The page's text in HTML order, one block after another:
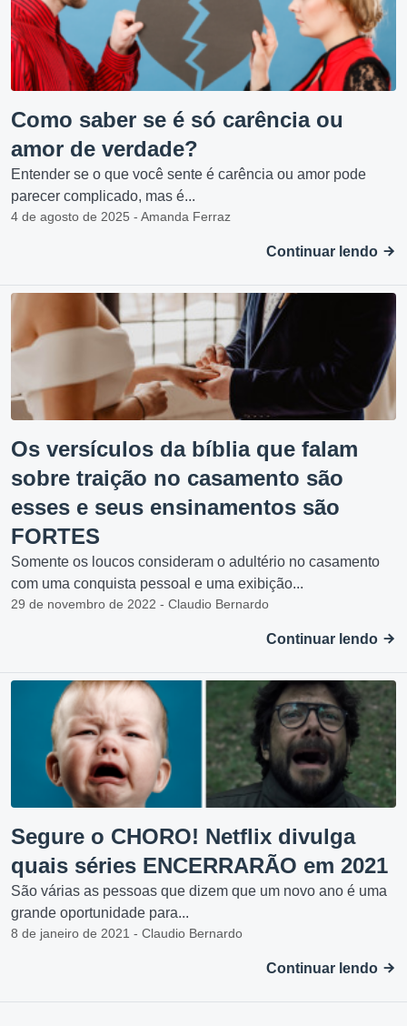
Como saber se é só carência ou
amor de verdade?
Entender se o que você sente é carência ou amor pode
parecer complicado, mas é...
4 de agosto de 2025 - Amanda Ferraz
Continuar lendo
Os versículos da bíblia que falam
sobre traição no casamento são
esses e seus ensinamentos são
FORTES
Somente os loucos consideram o adultério no casamento
com uma conquista pessoal e uma exibição...
29 de novembro de 2022 - Claudio Bernardo
Continuar lendo
Segure o CHORO! Netflix divulga
quais séries ENCERRARÃO em 2021
São várias as pessoas que dizem que um novo ano é uma
grande oportunidade para...
8 de janeiro de 2021 - Claudio Bernardo
Continuar lendo